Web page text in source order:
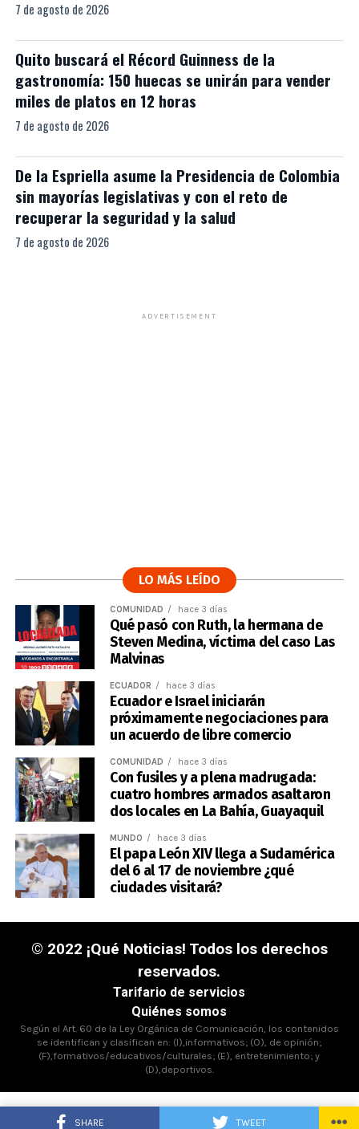
SHARE TWEET
7 de agosto de 2026
Quito buscará el Récord Guinness de la
gastronomía: 150 huecas se unirán para vender
miles de platos en 12 horas
7 de agosto de 2026
De la Espriella asume la Presidencia de Colombia
sin mayorías legislativas y con el reto de
recuperar la seguridad y la salud
7 de agosto de 2026
ADVERTISEMENT
LO MÁS LEÍDO
COMUNIDAD hace 3 días
Qué pasó con Ruth, la hermana de
Steven Medina, víctima del caso Las
Malvinas
ECUADOR hace 3 días
Ecuador e Israel iniciarán
próximamente negociaciones para
un acuerdo de libre comercio
COMUNIDAD hace 3 días
Con fusiles y a plena madrugada:
cuatro hombres armados asaltaron
dos locales en La Bahía, Guayaquil
MUNDO hace 3 días
El papa León XIV llega a Sudamérica
del 6 al 17 de noviembre ¿qué
ciudades visitará?
© 2022 ¡Qué Noticias! Todos los derechos
reservados.
Tarifario de servicios
Quiénes somos
Según el Art. 60 de la Ley Orgánica de Comunicación, los contenidos
se identifican y clasifican en: (I),informativos; (O), de opinión;
(F),formativos/educativos/culturales; (E), entretenimiento; y
(D),deportivos.